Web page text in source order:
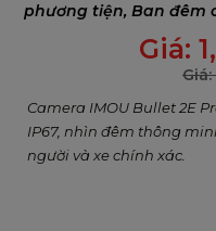
phương tiện, Ban đêm
Giá:
Giá:
Camera IMOU Bullet 2E
IP67, nhìn đêm thông
người và xe chính xác.